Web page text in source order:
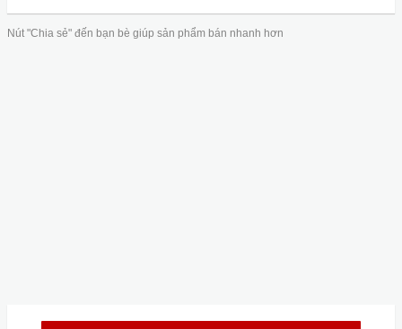
Nút "Chia sẻ" đến bạn bè giúp sản phẩm bán nhanh hơn